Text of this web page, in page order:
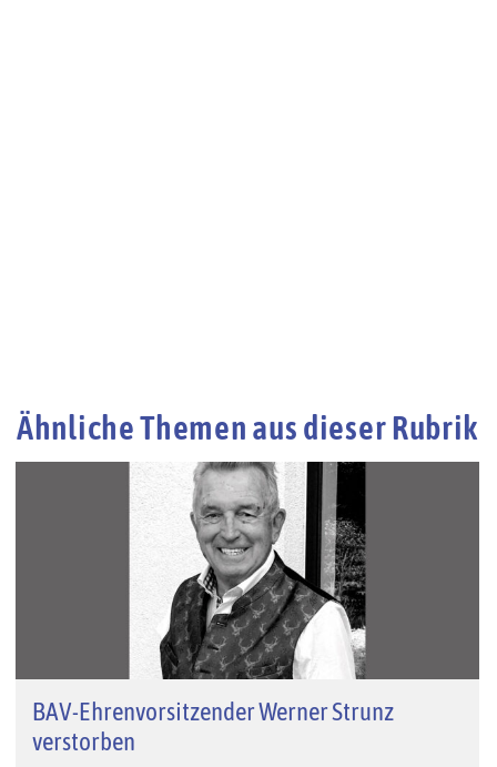
Ähnliche Themen aus dieser Rubrik
BAV-Ehrenvorsitzender Werner Strunz
verstorben